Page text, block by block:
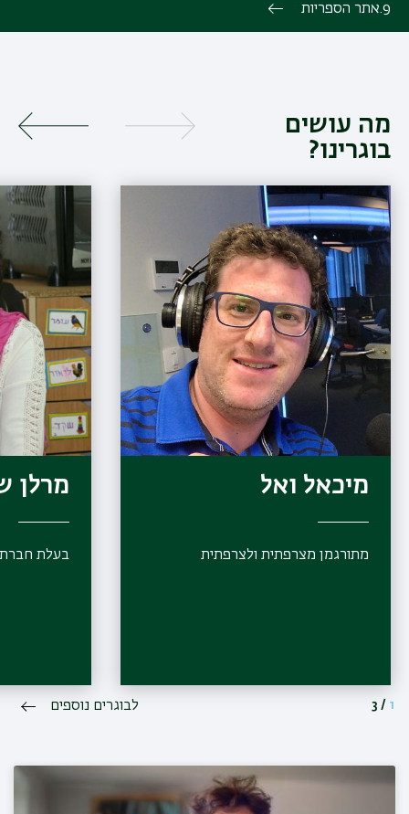
9.אתר הספריות
מה עושים
בוגרינו?
מיכאל ואל
מתורגמן מצרפתית ולצרפתית
מרלן
בעלת
1
/
3 לבוגרים נוספים